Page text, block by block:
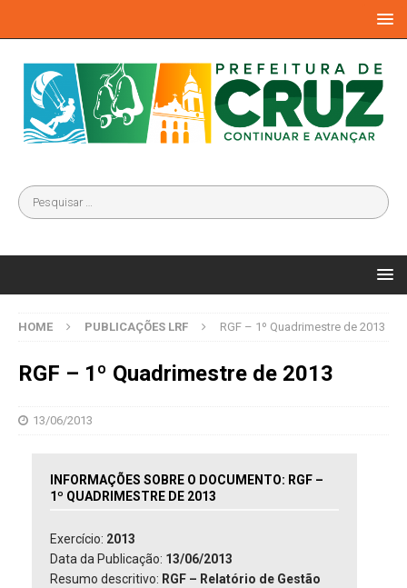
HOME PUBLICAÇÕES LRF RGF – 1º Quadrimestre de 2013
RGF – 1º Quadrimestre de 2013
13/06/2013
INFORMAÇÕES SOBRE O DOCUMENTO: RGF –
1º QUADRIMESTRE DE 2013
Exercício: 2013
Data da Publicação: 13/06/2013
Resumo descritivo: RGF – Relatório de Gestão